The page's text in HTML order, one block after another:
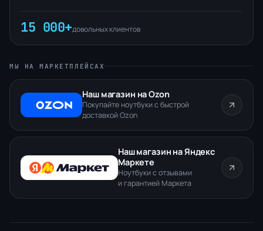
15 000+довольных клиентов
МЫ НА МАРКЕТПЛЕЙСАХ
Наш магазин на Ozon
Покупайте ноутбуки с быстрой
доставкой Ozon
Наш магазин на Яндекс
Маркете
Ноутбуки с отзывами
и гарантией Маркета